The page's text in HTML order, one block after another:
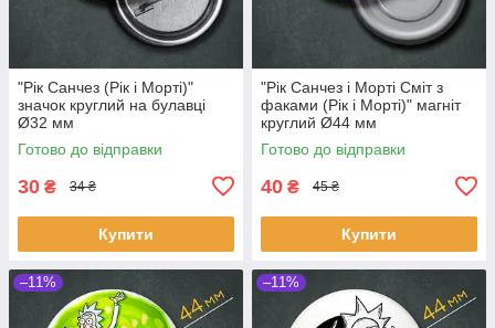
"Рік Санчез (Рік і Морті)"
значок круглий на булавці
Ø32 мм
Готово до відправки
30 ₴ 34 ₴
Купити
"Рік Санчез і Морті Сміт з
факами (Рік і Морті)" магніт
круглий Ø44 мм
Готово до відправки
40 ₴ 45 ₴
Купити
–11% –11%